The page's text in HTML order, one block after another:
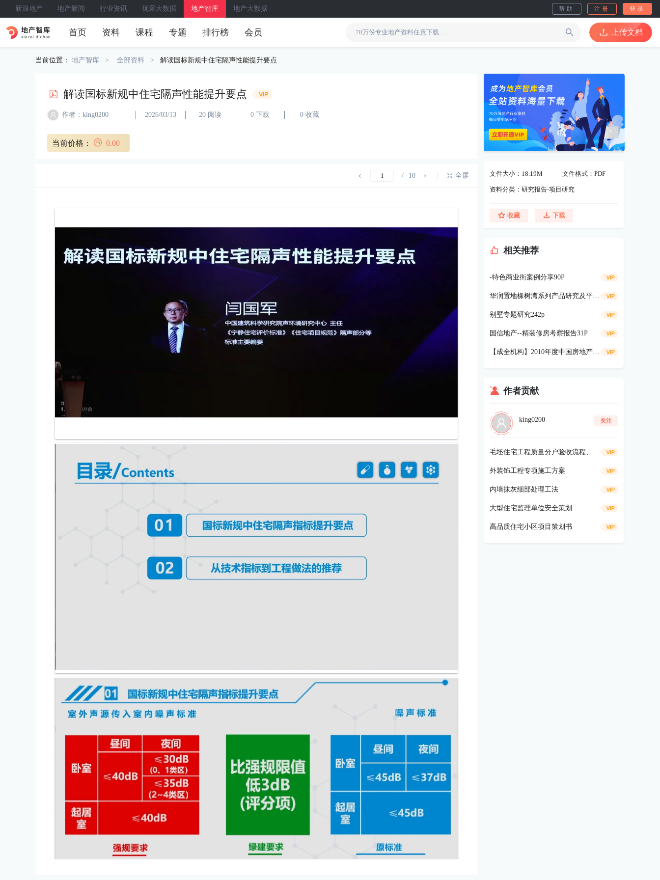
新浪地产 地产新闻 行业资讯 优采大数据 地产智库 地产大数据 帮助 注册 登录
首页 资料 课程 专题 排行榜 会员 上传文档
当前位置： 地产智库 全部资料 解读国标新规中住宅隔声性能提升要点
解读国标新规中住宅隔声性能提升要点
作者：king0200 2026/03/13 20 阅读 0 下载 0 收藏
当前价格： 0.00
/ 10 全屏 文件大小：18.19M 文件格式：PDF
资料分类：研究报告-项目研究
收藏 下载
相关推荐
-特色商业街案例分享90P
华润置地橡树湾系列产品研究及平谷项目洋房产品探讨56P
别墅专题研究242p
国信地产--精装修房考察报告31P
【成全机构】2010年度中国房地产创新产品研究-133P
作者贡献
king0200 关注
毛坯住宅工程质量分户验收流程、仪器工具及方法要求
外装饰工程专项施工方案
内墙抹灰细部处理工法
大型住宅监理单位安全策划
高品质住宅小区项目策划书